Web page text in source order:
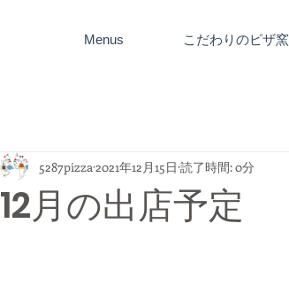
Menus こだわりのピザ窯
12月の出店予定
5287pizza 2021年12月15日 読了時間: 0分